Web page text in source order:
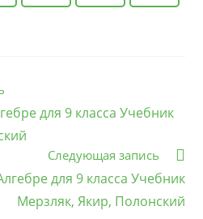
для 9 класса Учебник
Следующая запись
для 9 класса Учебник
Мерзляк, Якир, Полонский